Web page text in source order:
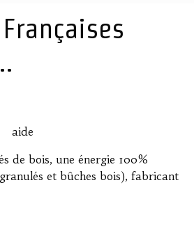
aide
de bois, une énergie 100%
et bûches bois), fabricant